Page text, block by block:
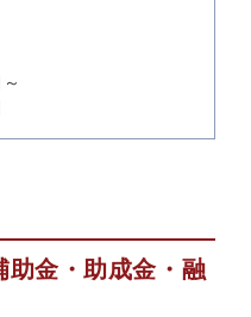
助金・助成金・融